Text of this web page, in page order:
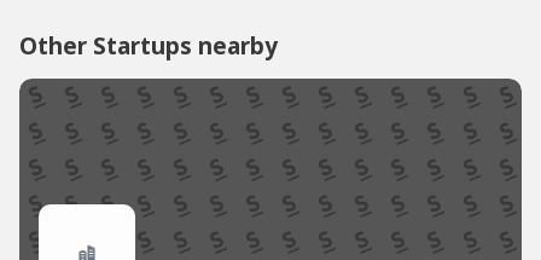
Other Startups nearby